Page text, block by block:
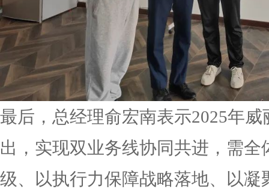
最后，总经理俞宏南表示2025年
出，实现双业务线协同共进，需
级、以执行力保障战略落地、以